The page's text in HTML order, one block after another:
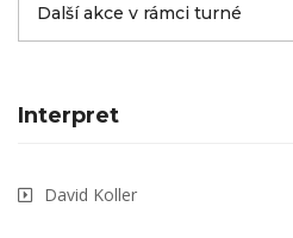
Další akce v rámci turné
Interpret
David Koller